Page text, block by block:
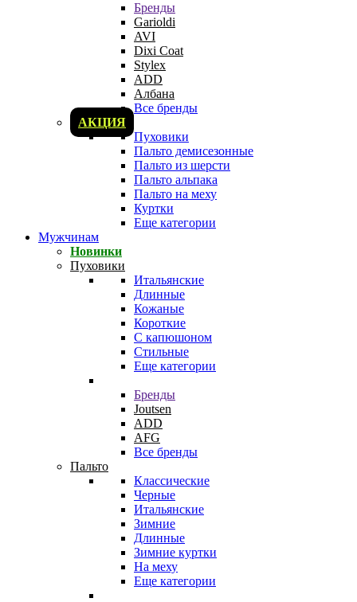
Бренды
Garioldi
AVI
Dixi Coat
Stylex
ADD
Албана
Все бренды
АКЦИЯ
Пуховики
Пальто демисезонные
Пальто из шерсти
Пальто альпака
Пальто на меху
Куртки
Еще категории
Мужчинам
Новинки
Пуховики
Итальянские
Длинные
Кожаные
Короткие
С капюшоном
Стильные
Еще категории
Бренды
Joutsen
ADD
AFG
Все бренды
Пальто
Классические
Черные
Итальянские
Зимние
Длинные
Зимние куртки
На меху
Еще категории